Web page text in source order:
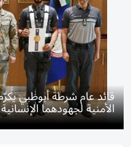
قائد عام شرطة أبوظبي
الأمنية لجهودهما